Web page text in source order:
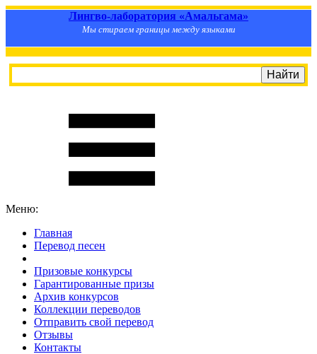
Лингво-лаборатория «Амальгама»
Мы стираем границы между языками
Меню:
Главная
Перевод песен
Призовые конкурсы
Гарантированные призы
Архив конкурсов
Коллекции переводов
Отправить свой перевод
Отзывы
Контакты